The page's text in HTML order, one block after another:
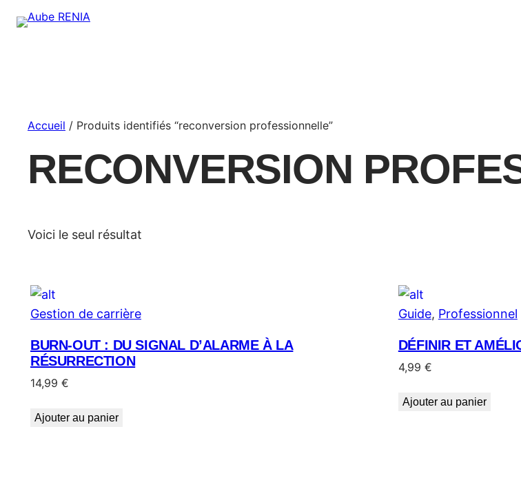
Accueil / Produits identifiés “reconversion professionnelle”
RECONVERSION
Voici le seul résultat
Gestion de carrière
BURN-OUT : DU SIGNAL D’ALARME À LA
RÉSURRECTION
14,99 €
Ajouter au panier
Guide, Professionnel
DÉFINIR ET
4,99 €
Ajouter au panier